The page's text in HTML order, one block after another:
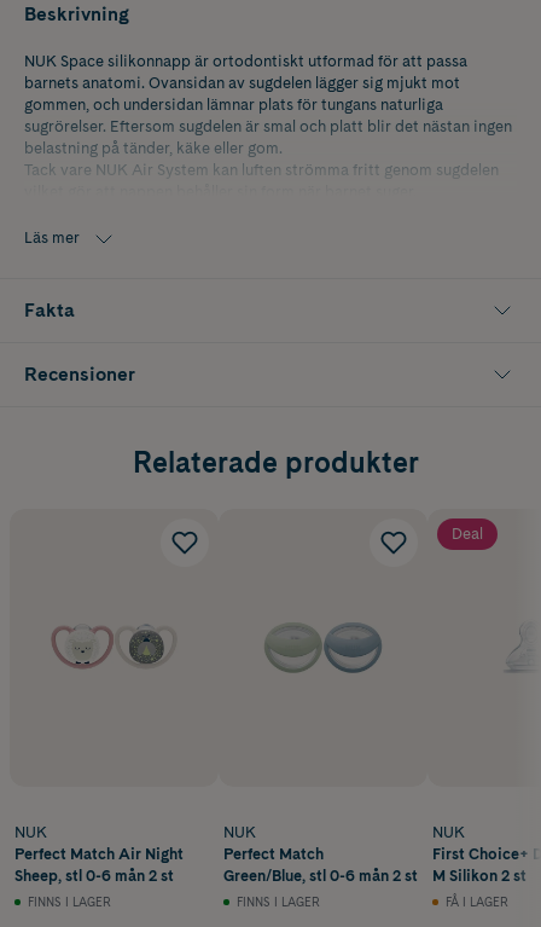
Beskrivning
NUK Space silikonnapp är ortodontiskt utformad för att passa
barnets anatomi. Ovansidan av sugdelen lägger sig mjukt mot
gommen, och undersidan lämnar plats för tungans naturliga
sugrörelser. Eftersom sugdelen är smal och platt blir det nästan ingen
belastning på tänder, käke eller gom.
Tack vare NUK Air System kan luften strömma fritt genom sugdelen
Skölden på nappen är formad som ett hjärta och passar därför
Nappen kan snabbt och enkelt rengöras i mikrovågsugn med den
Läs mer
Fakta
Recensioner
Relaterade produkter
NUK
Perfect Match Air Night
Sheep, stl 0-6 mån 2 st
FINNS I LAGER
NUK
Perfect Match
Green/Blue, stl 0-6 mån 2 st
FINNS I LAGER
Deal
NUK
First Choice+
M Silikon 2 st
FÅ I LAGER